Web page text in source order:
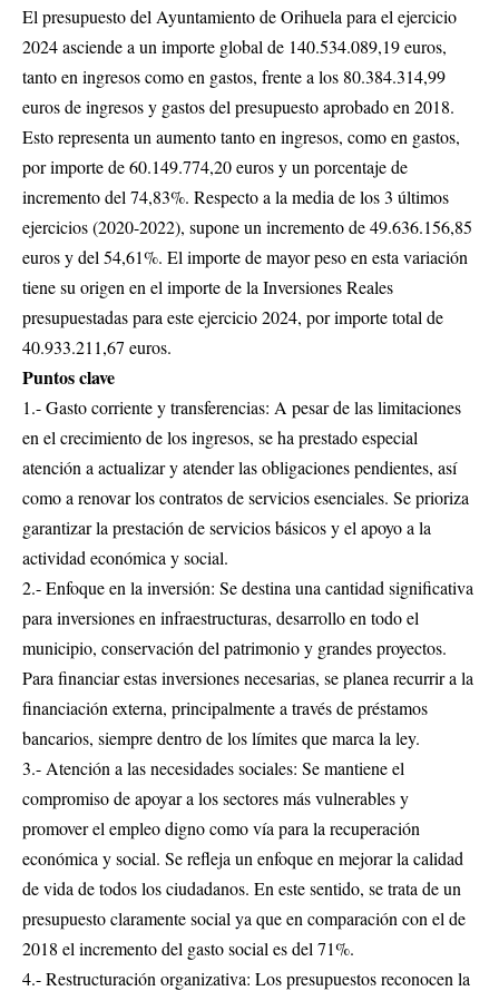
El presupuesto del Ayuntamiento de Orihuela para el ejercicio
2024 asciende a un importe global de 140.534.089,19 euros,
tanto en ingresos como en gastos, frente a los 80.384.314,99
euros de ingresos y gastos del presupuesto aprobado en 2018.
Esto representa un aumento tanto en ingresos, como en gastos,
por importe de 60.149.774,20 euros y un porcentaje de
incremento del 74,83%. Respecto a la media de los 3 últimos
ejercicios (2020-2022), supone un incremento de 49.636.156,85
euros y del 54,61%. El importe de mayor peso en esta variación
tiene su origen en el importe de la Inversiones Reales
presupuestadas para este ejercicio 2024, por importe total de
40.933.211,67 euros.
Puntos clave
1.- Gasto corriente y transferencias: A pesar de las limitaciones
en el crecimiento de los ingresos, se ha prestado especial
atención a actualizar y atender las obligaciones pendientes, así
como a renovar los contratos de servicios esenciales. Se prioriza
garantizar la prestación de servicios básicos y el apoyo a la
actividad económica y social.
2.- Enfoque en la inversión: Se destina una cantidad significativa
para inversiones en infraestructuras, desarrollo en todo el
municipio, conservación del patrimonio y grandes proyectos.
Para financiar estas inversiones necesarias, se planea recurrir a la
financiación externa, principalmente a través de préstamos
bancarios, siempre dentro de los límites que marca la ley.
3.- Atención a las necesidades sociales: Se mantiene el
compromiso de apoyar a los sectores más vulnerables y
promover el empleo digno como vía para la recuperación
económica y social. Se refleja un enfoque en mejorar la calidad
de vida de todos los ciudadanos. En este sentido, se trata de un
presupuesto claramente social ya que en comparación con el de
2018 el incremento del gasto social es del 71%.
4.- Restructuración organizativa: Los presupuestos reconocen la